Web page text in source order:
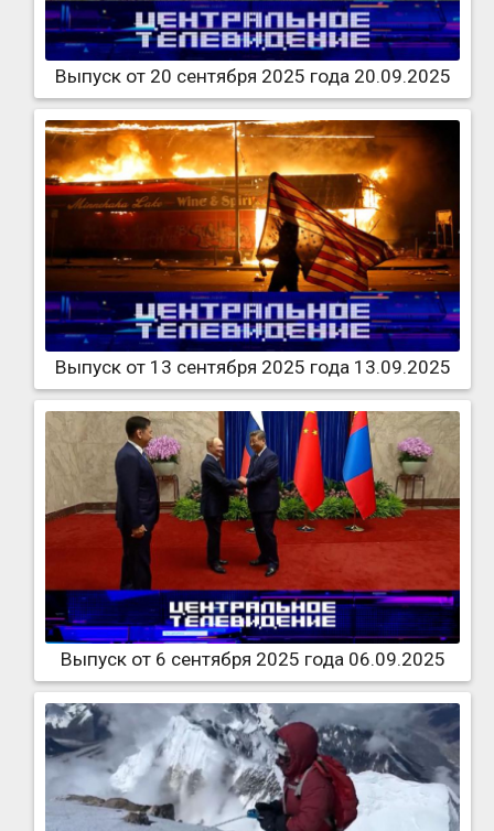
Выпуск от 20 сентября 2025 года 20.09.2025
Выпуск от 13 сентября 2025 года 13.09.2025
Выпуск от 6 сентября 2025 года 06.09.2025